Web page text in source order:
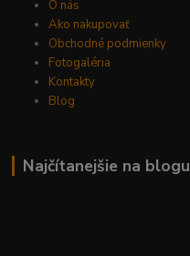
O nás
Ako nakupovať
Obchodné podmienky
Fotogaléria
Kontakty
Blog
Najčítanejšie na blogu